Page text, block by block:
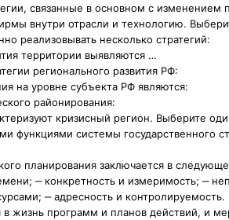
связанные в основном с
внутри отрасли и технологию.
реализовывать несколько стратегий:
территории выявляются …
регионального развития РФ:
на уровне субъекта РФ являются:
районирования:
кризисный регион. Выберите
функциями системы государственного
планирования заключается в
‒ конкретность и измеримость; ‒
‒ адресность и
жизнь программ и планов действий, и